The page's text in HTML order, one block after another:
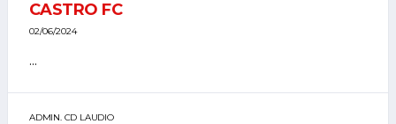
CASTRO FC
02/06/2024
...
ADMIN. CD LAUDIO